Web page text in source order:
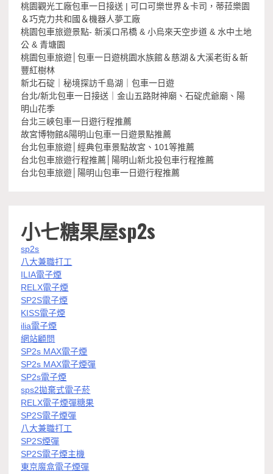
桃園觀光工廠包車一日接送 | 可口可樂世界＆卡司，蒂菈樂園
＆巧克力共和國＆機器人夢工廠
桃園包車旅遊景點- 新溪口吊橋 & 小烏來天空步道 & 水中土地
公 & 青塘園
桃園包車旅遊│包車一日遊桃園水族館＆慈湖＆大溪老街＆新
豐紅樹林
新北石碇｜秘境探訪千島湖｜包車一日遊
台北/新北包車一日接送｜金山五路財神廟、石碇虎爺廟、陽
明山花季
台北三峽包車一日遊行程推薦
故宮博物館&陽明山包車一日遊景點推薦
台北包車旅遊│經典包車景點故宮、101等推薦
台北包車旅遊行程推薦│陽明山新北投包車行程推薦
台北包車旅遊│陽明山包車一日遊行程推薦
小七糖果屋sp2s
sp2s
八大兼職打工
ILIA電子煙
RELX電子煙
SP2S電子煙
KISS電子煙
ilia電子煙
網站顧問
SP2s MAX電子煙
SP2s MAX電子煙彈
SP2s電子煙
sps2拋棄式電子菸
RELX電子煙彈糖果
SP2S電子煙彈
八大兼職打工
SP2S煙彈
SP2S電子煙主機
東京魔盒電子煙彈